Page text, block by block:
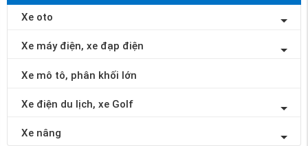
Xe oto
Xe máy điện, xe đạp điện
Xe mô tô, phân khối lớn
Xe điện du lịch, xe Golf
Xe nâng